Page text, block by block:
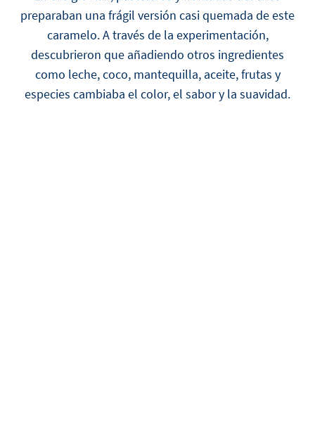
preparaban una frágil versión casi quemada de este
caramelo. A través de la experimentación,
descubrieron que añadiendo otros ingredientes
como leche, coco, mantequilla, aceite, frutas y
especies cambiaba el color, el sabor y la suavidad.